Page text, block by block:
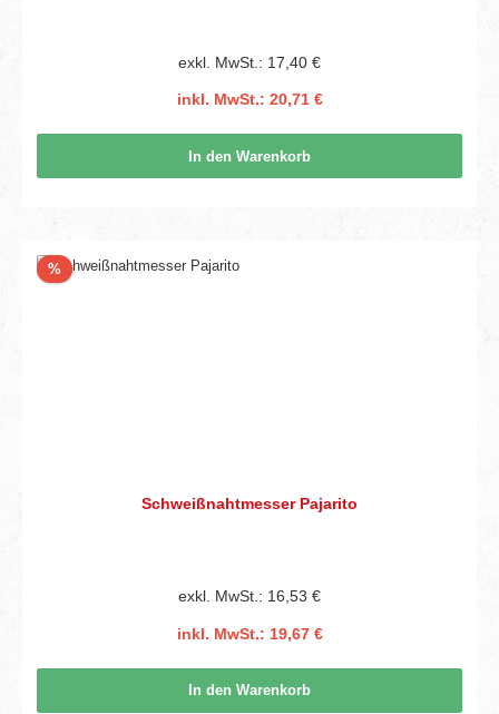
exkl. MwSt.: 17,40 €
inkl. MwSt.: 20,71 €
In den Warenkorb
%Rabatt
Schweißnahtmesser Pajarito
exkl. MwSt.: 16,53 €
inkl. MwSt.: 19,67 €
In den Warenkorb